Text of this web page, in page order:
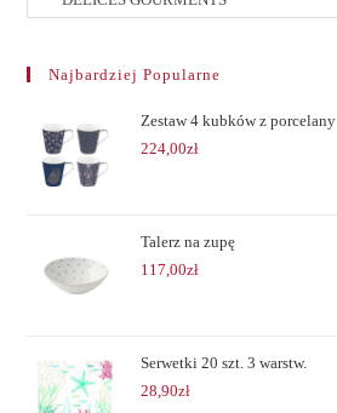
Najbardziej Popularne
Zestaw 4 kubków z porcelany
224,00zł
Talerz na zupę
117,00zł
Serwetki 20 szt. 3 warstw.
28,90zł